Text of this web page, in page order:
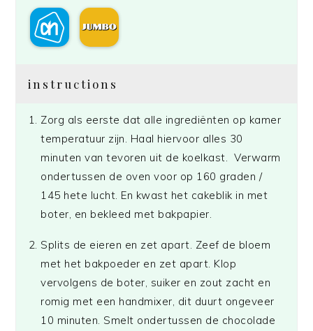
instructions
Zorg als eerste dat alle ingrediënten op kamer
temperatuur zijn. Haal hiervoor alles 30
minuten van tevoren uit de koelkast. Verwarm
ondertussen de oven voor op 160 graden /
145 hete lucht. En kwast het cakeblik in met
boter, en bekleed met bakpapier.
Splits de eieren en zet apart. Zeef de bloem
met het bakpoeder en zet apart. Klop
vervolgens de boter, suiker en zout zacht en
romig met een handmixer, dit duurt ongeveer
10 minuten. Smelt ondertussen de chocolade